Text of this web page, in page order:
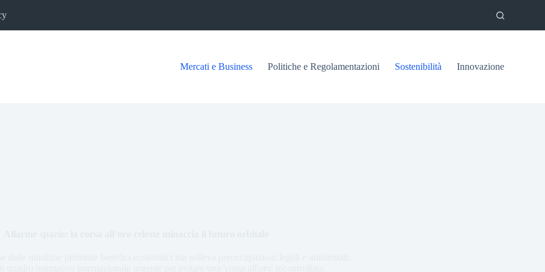
Mercati e Business Politiche e Regolamentazioni Sostenibilità Innovazione